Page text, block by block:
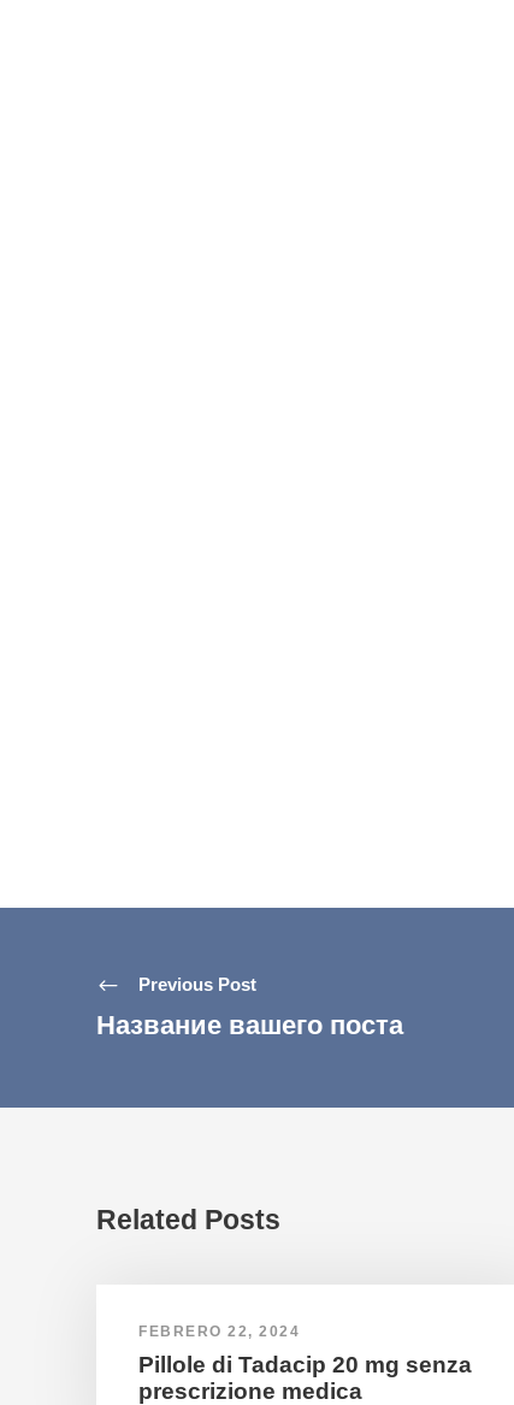
Previous Post
Название вашего поста
Related Posts
FEBRERO 22, 2024
Pillole di Tadacip 20 mg senza
prescrizione medica